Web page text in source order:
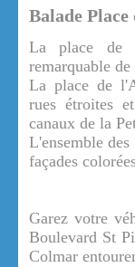
Balade
La place de
remarquable de
La place de
rues étroites
canaux de la
L'ensemble
façades
Garez votre
Boulevard St
Colmar